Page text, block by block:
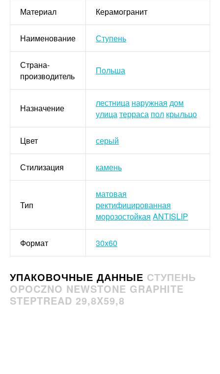
Материал Керамогранит
Наименование Ступень
Страна-
производитель
Польша
Назначение лестница наружная дом
улицатерраса пол крыльцо
Цвет серый
Стилизация камень
Тип
матовая
ректифицированная
морозостойкая ANTISLIP
Формат 30x60
УПАКОВОЧНЫЕ ДАННЫЕ СТУПЕНЬ
OPOCZNO NEWSTONE GRAPHITE
STEPTREAD 29,8X59,8